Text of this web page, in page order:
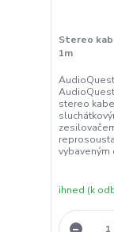
Stereo
1m
AudioQuest
stereo
vybaveným
ihned (k